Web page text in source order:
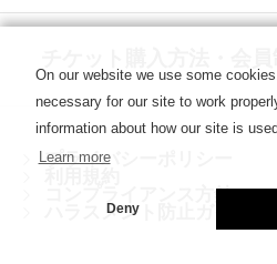
プライバシーポリシー
コンプライアンス方針
ハラスメント防止ガイドラ
On our website we use some
necessary for our site to work
information about how our site is used.
Learn more
Deny